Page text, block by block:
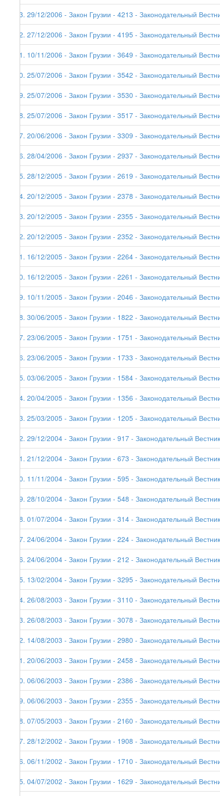
53. 29/12/2006 - Закон Грузии - 4213 - Законодательный
52. 27/12/2006 - Закон Грузии - 4195 - Законодательный
51. 10/11/2006 - Закон Грузии - 3649 - Законодательный
50. 25/07/2006 - Закон Грузии - 3542 - Законодательный
49. 25/07/2006 - Закон Грузии - 3530 - Законодательный
48. 25/07/2006 - Закон Грузии - 3517 - Законодательный
47. 20/06/2006 - Закон Грузии - 3309 - Законодательный
46. 28/04/2006 - Закон Грузии - 2937 - Законодательный
45. 28/12/2005 - Закон Грузии - 2619 - Законодательный
44. 20/12/2005 - Закон Грузии - 2378 - Законодательный
43. 20/12/2005 - Закон Грузии - 2355 - Законодательный
42. 20/12/2005 - Закон Грузии - 2352 - Законодательный
41. 16/12/2005 - Закон Грузии - 2264 - Законодательный
40. 16/12/2005 - Закон Грузии - 2261 - Законодательный
39. 10/11/2005 - Закон Грузии - 2046 - Законодательный
38. 30/06/2005 - Закон Грузии - 1822 - Законодательный
37. 23/06/2005 - Закон Грузии - 1751 - Законодательный
36. 23/06/2005 - Закон Грузии - 1733 - Законодательный
35. 03/06/2005 - Закон Грузии - 1584 - Законодательный
34. 20/04/2005 - Закон Грузии - 1356 - Законодательный
33. 25/03/2005 - Закон Грузии - 1205 - Законодательный
32. 29/12/2004 - Закон Грузии - 917 - Законодательный
31. 21/12/2004 - Закон Грузии - 673 - Законодательный
30. 11/11/2004 - Закон Грузии - 595 - Законодательный
29. 28/10/2004 - Закон Грузии - 548 - Законодательный
28. 01/07/2004 - Закон Грузии - 314 - Законодательный
27. 24/06/2004 - Закон Грузии - 224 - Законодательный
26. 24/06/2004 - Закон Грузии - 212 - Законодательный
25. 13/02/2004 - Закон Грузии - 3295 - Законодательный
24. 26/08/2003 - Закон Грузии - 3110 - Законодательный
23. 26/08/2003 - Закон Грузии - 3078 - Законодательный
22. 14/08/2003 - Закон Грузии - 2980 - Законодательный
21. 20/06/2003 - Закон Грузии - 2458 - Законодательный
20. 06/06/2003 - Закон Грузии - 2386 - Законодательный
19. 06/06/2003 - Закон Грузии - 2355 - Законодательный
18. 07/05/2003 - Закон Грузии - 2160 - Законодательный
17. 28/12/2002 - Закон Грузии - 1908 - Законодательный
16. 06/11/2002 - Закон Грузии - 1710 - Законодательный
15. 04/07/2002 - Закон Грузии - 1629 - Законодательный